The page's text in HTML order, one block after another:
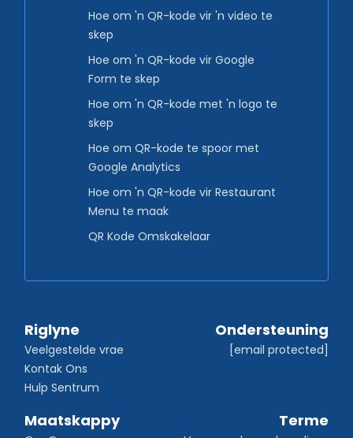
Hoe om 'n QR-kode vir 'n video te
skep
Hoe om 'n QR-kode vir Google
Form te skep
Hoe om 'n QR-kode met 'n logo te
skep
Hoe om QR-kode te spoor met
Google Analytics
Hoe om 'n QR-kode vir Restaurant
Menu te maak
QR Kode Omskakelaar
Riglyne
Veelgestelde vrae
Kontak Ons
Hulp Sentrum
Ondersteuning
[email protected]
Maatskappy Terme